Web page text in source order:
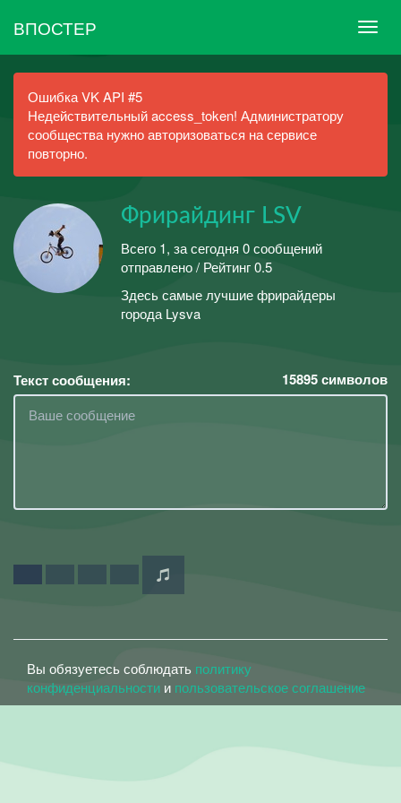
ВПОСТЕР
Ошибка VK API #5
Недействительный access_token! Администратору
сообщества нужно авторизоваться на сервисе
повторно.
Фрирайдинг LSV
Всего 1, за сегодня 0 сообщений
отправлено / Рейтинг 0.5
Здесь самые лучшие фрирайдеры
города Lysva
Текст сообщения: 15895символов
Вы обязуетесь соблюдать политику
конфиденциальности и пользовательское соглашение